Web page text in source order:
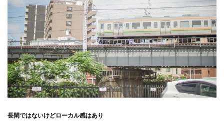
長閑ではないけどローカル感はあり